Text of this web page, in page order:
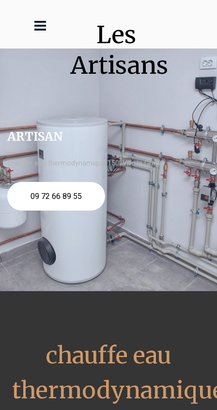
Les
Artisans
ARTISAN
chauffe eau thermodynamique 150l Ville la Grand
09 72 66 89 55
chauffe eau